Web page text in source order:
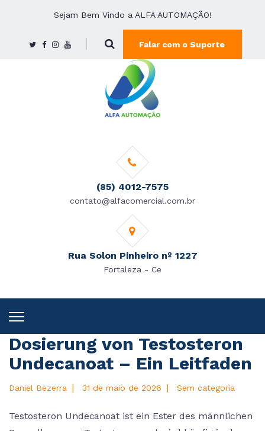
Sejam Bem Vindo a ALFA AUTOMAÇÃO!
Falar com o Suporte
(85) 4012-7575
contato@alfacomercial.com.br
Rua Solon Pinheiro nº 1227
Fortaleza - Ce
Dosierung von Testosteron
Undecanoat – Ein Leitfaden
Daniel Bezerra | 31 de maio de 2026 | Sem categoria
Testosteron Undecanoat ist ein Ester des männlichen